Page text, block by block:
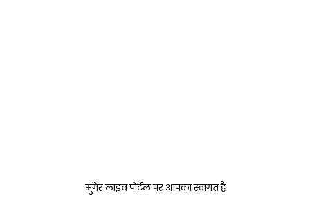
मुंगेर लाइव पोर्टल पर आपका स्वागत है